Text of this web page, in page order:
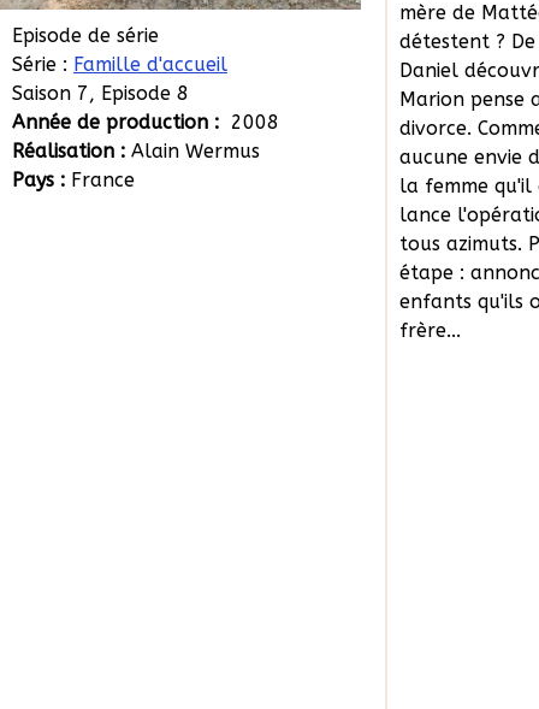
Episode de série
Série : Famille d'accueil
Saison 7, Episode 8
Année de production : 2008
Réalisation : Alain Wermus
Pays : France
mère de
détestent ?
Daniel
Marion pense
divorce.
aucune envie
la femme qu'il
lance
tous azimuts.
étape :
enfants qu'ils
frère...